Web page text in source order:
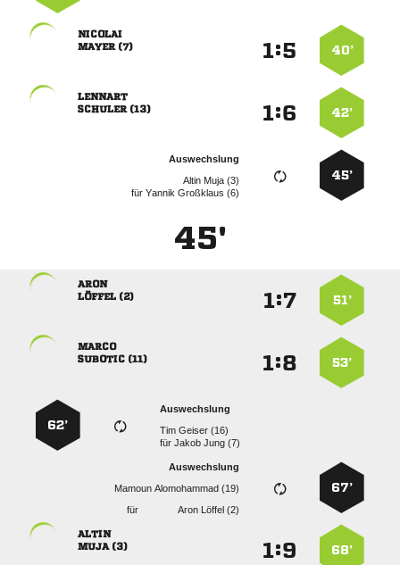
40’
:

 
42’
:

 
45’
Auswechslung
  
für  
45'
51’
:

 
53’
:

 
Auswechslung
  
für  
62’
67’
Auswechslung
  
für
  
68’
:

 